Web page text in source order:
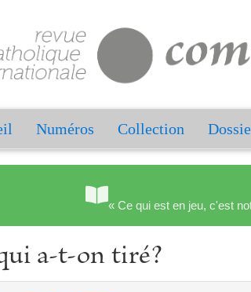
Numéros Collection
« Ce qui est en jeu, c'est
a-t-on tiré?